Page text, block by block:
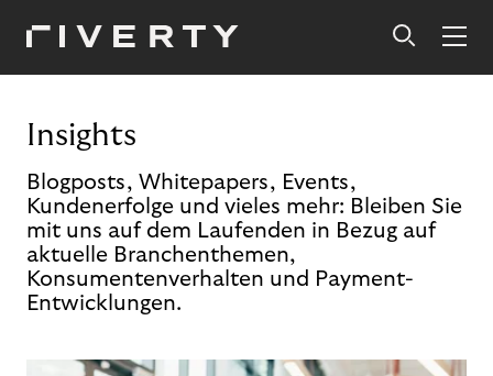
Insights
Blogposts, Whitepapers, Events,
Kundenerfolge und vieles mehr: Bleiben Sie
mit uns auf dem Laufenden in Bezug auf
aktuelle Branchenthemen,
Konsumentenverhalten und Payment-
Entwicklungen.